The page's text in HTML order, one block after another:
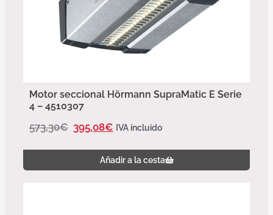
Motor seccional Hörmann SupraMatic E Serie
4 – 4510307
573,30€ 395,08€ IVA incluido
Añadir a la cesta